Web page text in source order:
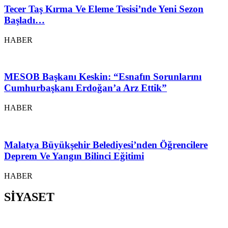
Tecer Taş Kırma Ve Eleme Tesisi’nde Yeni Sezon
Başladı…
HABER
MESOB Başkanı Keskin: “Esnafın Sorunlarını
Cumhurbaşkanı Erdoğan’a Arz Ettik”
HABER
Malatya Büyükşehir Belediyesi’nden Öğrencilere
Deprem Ve Yangın Bilinci Eğitimi
HABER
SİYASET